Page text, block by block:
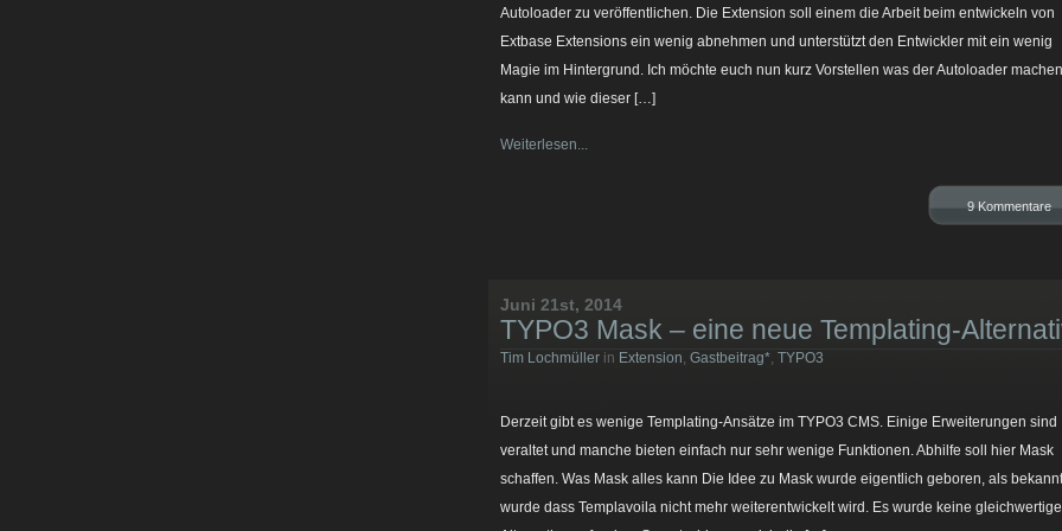
Autoloader zu veröffentlichen. Die Extension soll einem die Arbeit beim entwickeln von
Extbase Extensions ein wenig abnehmen und unterstützt den Entwickler mit ein wenig
Magie im Hintergrund. Ich möchte euch nun kurz Vorstellen was der Autoloader machen
kann und wie dieser […]
Weiterlesen...
9 Kommentare
Juni 21st, 2014
TYPO3 Mask – eine neue Templating-
Tim Lochmüller in Extension, Gastbeitrag*, TYPO3
Derzeit gibt es wenige Templating-Ansätze im TYPO3 CMS. Einige Erweiterungen sind
veraltet und manche bieten einfach nur sehr wenige Funktionen. Abhilfe soll hier Mask
schaffen. Was Mask alles kann Die Idee zu Mask wurde eigentlich geboren, als bekannt
wurde dass Templavoila nicht mehr weiterentwickelt wird. Es wurde keine gleichwertige